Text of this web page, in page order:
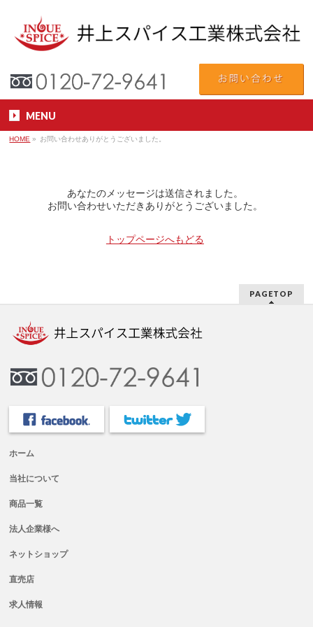
MENU
HOME » お問い合わせありがとうございました。
あなたのメッセージは送信されました。
お問い合わせいただきありがとうございました。
トップページへもどる
PAGETOP
ホーム
当社について
商品一覧
法人企業様へ
ネットショップ
直売店
求人情報